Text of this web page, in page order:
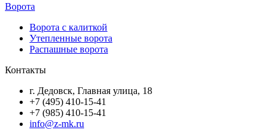
Ворота
Ворота с калиткой
Утепленные ворота
Распашные ворота
Контакты
г. Дедовск, Главная улица, 18
+7 (495) 410-15-41
+7 (985) 410-15-41
info@z-mk.ru